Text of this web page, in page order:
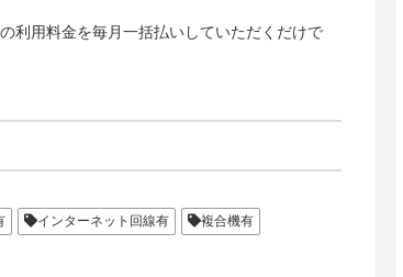
利用料金を毎月一括払いしていただくだけで
インターネット回線有
複合機有